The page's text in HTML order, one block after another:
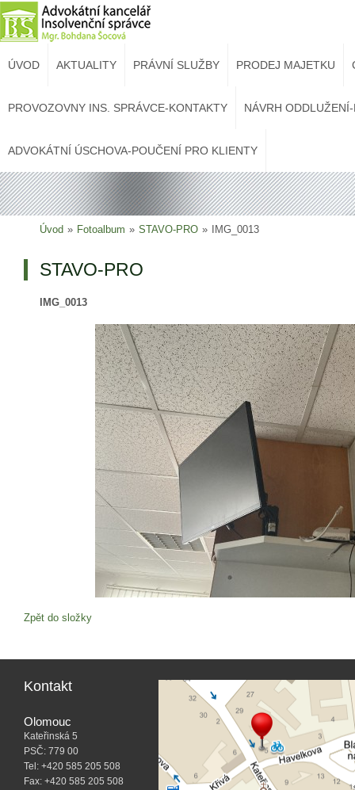
ÚVOD AKTUALITY PRÁVNÍ SLUŽBY PRODEJ MAJETKU
PROVOZOVNY INS. SPRÁVCE-KONTAKTY NÁVRH
ADVOKÁTNÍ ÚSCHOVA-POUČENÍ PRO KLIENTY
Úvod » Fotoalbum » STAVO-PRO » IMG_0013
STAVO-PRO
IMG_0013
Zpět do složky
Kontakt
Olomouc
Kateřinská 5
PSČ: 779 00
Tel: +420 585 205 508
Fax: +420 585 205 508